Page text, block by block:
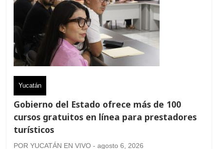
Yucatán
Gobierno del Estado ofrece más de 100
cursos gratuitos en línea para prestadores
turísticos
POR YUCATÁN EN VIVO - agosto 6, 2026